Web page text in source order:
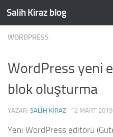
Skip to content
Salih Kiraz blog
WORDPRESS
WordPress yeni
blok oluşturma
YAZAR: SALIH KIRAZ · 12 MART 2019
Yeni WordPress editörü